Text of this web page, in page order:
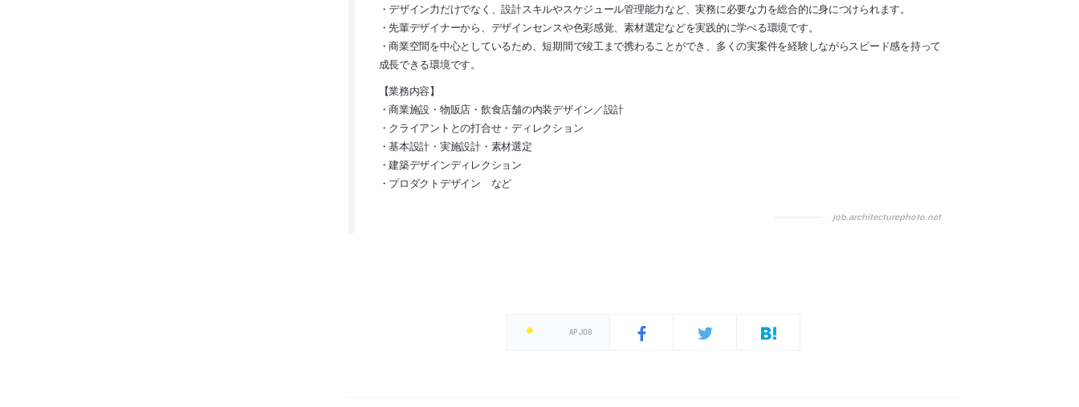
・デザイン力だけでなく、設計スキルやスケジュール管理能力など、実務に必要な力を総合的に身につけられます。
・先輩デザイナーから、デザインセンスや色彩感覚、素材選定などを実践的に学べる環境です。
・商業空間を中心としているため、短期間で竣工まで携わることができ、多くの実案件を経験しながらスピード感を持って
成長できる環境です。
【業務内容】
・商業施設・物販店・飲食店舗の内装デザイン／設計
・クライアントとの打合せ・ディレクション
・基本設計・実施設計・素材選定
・建築デザインディレクション
・プロダクトデザイン など
job.architecturephoto.net
AP JOB